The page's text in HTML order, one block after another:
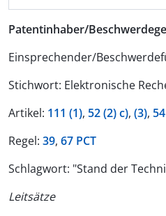
Patentinhaber/
Einsprechender/
Stichwort: Elektronische
Artikel: 111 (1), 52 (2) c), (3),
Regel: 39, 67 PCT
Schlagwort: "Stand der
Leitsätze